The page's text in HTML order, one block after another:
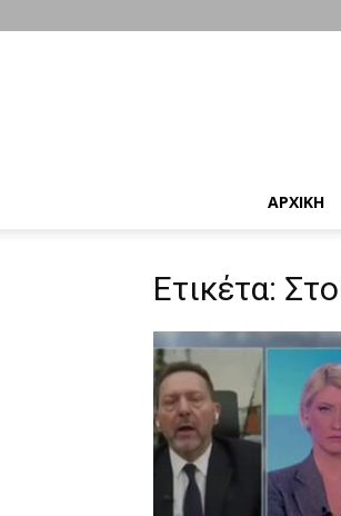
ΑΡΧΙΚΗ
Ετικέτα: